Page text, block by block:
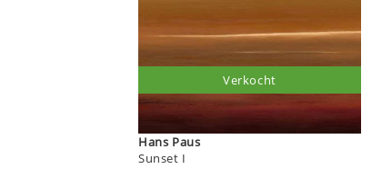
Hans Paus
Sunset I
Verkocht